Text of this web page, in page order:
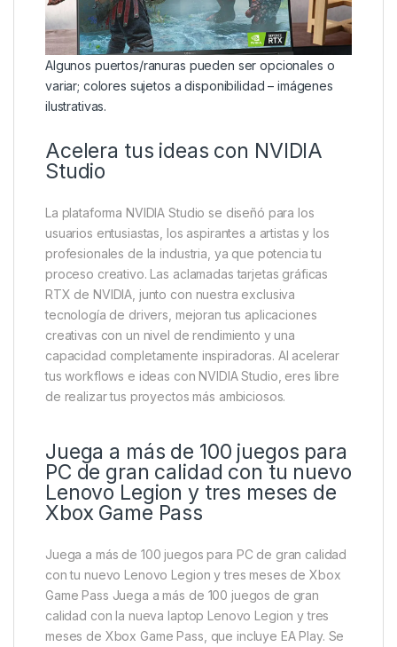
Algunos puertos/ranuras pueden ser opcionales o
variar; colores sujetos a disponibilidad – imágenes
ilustrativas.
Acelera tus ideas con NVIDIA
Studio
La plataforma NVIDIA Studio se diseñó para los
usuarios entusiastas, los aspirantes a artistas y los
profesionales de la industria, ya que potencia tu
proceso creativo. Las aclamadas tarjetas gráficas
RTX de NVIDIA, junto con nuestra exclusiva
tecnología de drivers, mejoran tus aplicaciones
creativas con un nivel de rendimiento y una
capacidad completamente inspiradoras. Al acelerar
tus workflows e ideas con NVIDIA Studio, eres libre
de realizar tus proyectos más ambiciosos.
Juega a más de 100 juegos para
PC de gran calidad con tu nuevo
Lenovo Legion y tres meses de
Xbox Game Pass
Juega a más de 100 juegos para PC de gran calidad
con tu nuevo Lenovo Legion y tres meses de Xbox
Game Pass Juega a más de 100 juegos de gran
calidad con la nueva laptop Lenovo Legion y tres
meses de Xbox Game Pass, que incluye EA Play. Se